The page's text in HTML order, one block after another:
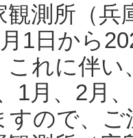
測所（
1日から
れに伴い
1月、2月
すので、